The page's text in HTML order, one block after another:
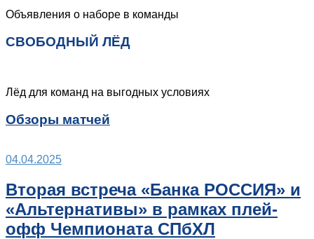
Объявления о наборе в команды
СВОБОДНЫЙ ЛЁД
Лёд для команд на выгодных условиях
Обзоры матчей
04.04.2025
Вторая встреча «Банка РОССИЯ» и
«Альтернативы» в рамках плей-
офф Чемпионата СПбХЛ